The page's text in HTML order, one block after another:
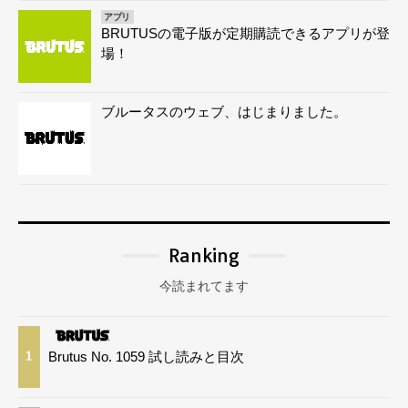
アプリ
BRUTUSの電子版が定期購読できるアプリが登
場！
ブルータスのウェブ、はじまりました。
Ranking
今読まれてます
1 Brutus No. 1059 試し読みと目次